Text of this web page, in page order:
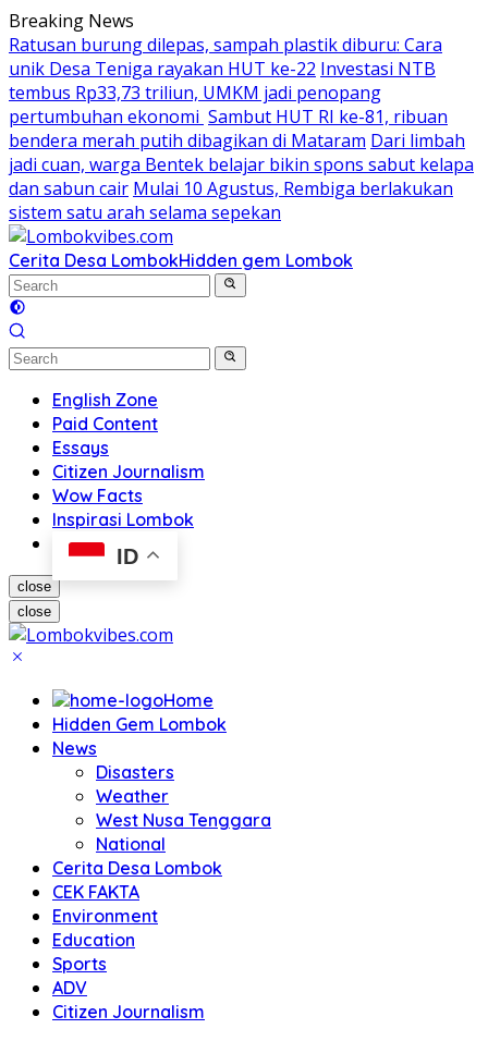
Skip
to
content
Breaking News
Ratusan burung dilepas, sampah plastik diburu: Cara
unik Desa Teniga rayakan HUT ke-22 Investasi NTB
tembus Rp33,73 triliun, UMKM jadi penopang
pertumbuhan ekonomi Sambut HUT RI ke-81, ribuan
bendera merah putih dibagikan di Mataram Dari limbah
jadi cuan, warga Bentek belajar bikin spons sabut kelapa
dan sabun cair Mulai 10 Agustus, Rembiga berlakukan
sistem satu arah selama sepekan
Cerita Desa LombokHidden gem Lombok
English Zone
Paid Content
Essays
Citizen Journalism
Wow Facts
Inspirasi Lombok
ID
close
close
Home
Hidden Gem Lombok
News
Disasters
Weather
West Nusa Tenggara
National
Cerita Desa Lombok
CEK FAKTA
Environment
Education
Sports
ADV
Citizen Journalism